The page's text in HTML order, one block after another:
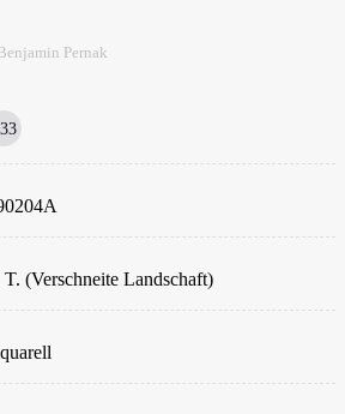
Pernak
T. (Verschneite Landschaft)